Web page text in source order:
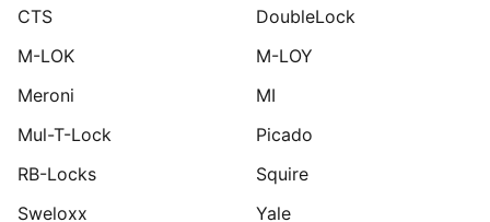
CTS
DoubleLock
M-LOK
M-LOY
Meroni
MI
Mul-T-Lock
Picado
RB-Locks
Squire
Sweloxx
Yale